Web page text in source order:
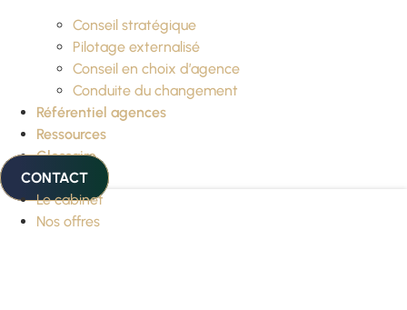
Conseil stratégique
Pilotage externalisé
Conseil en choix d’agence
Conduite du changement
Référentiel agences
Ressources
Glossaire
CONTACT
Le cabinet
Nos offres